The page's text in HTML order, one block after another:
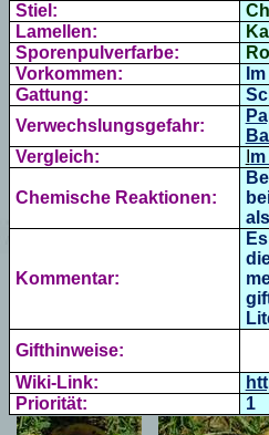
Stiel:
Lamellen:
Sporenpulverfarbe:
Vorkommen:
Gattung:
Verwechslungsgefahr:
Vergleich:
Chemische Reaktionen:
Kommentar:
Gifthinweise:
Wiki-Link:
Priorität:
1